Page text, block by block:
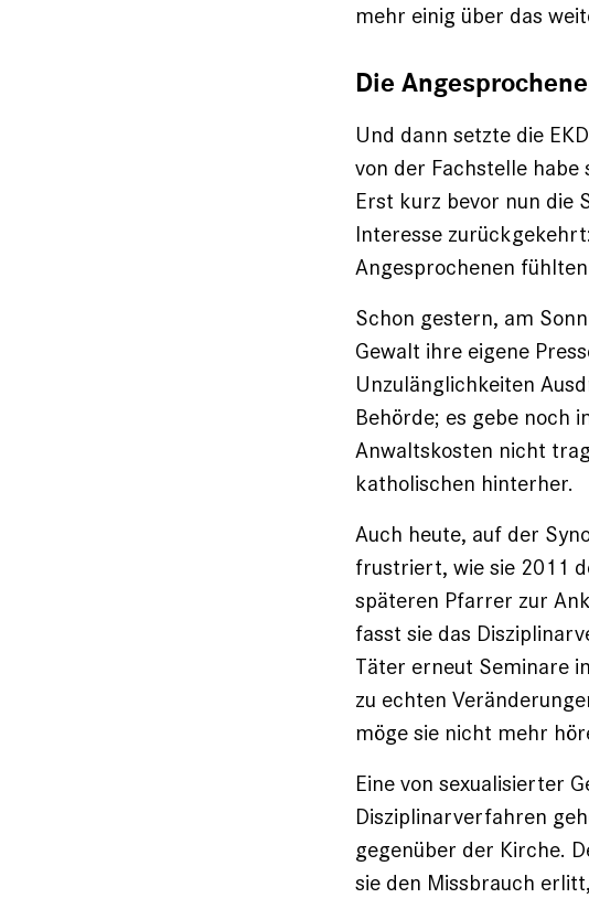
mehr einig über das
Die
Und dann setzte die
von der Fachstelle
Erst kurz bevor nun die
Interesse
Angesprochenen
Schon gestern, am
Gewalt ihre eigene
Unzulänglichkeiten
Behörde; es gebe noch
Anwaltskosten nicht
katholischen hinterher.
Auch heute, auf der
frustriert, wie sie 2011
späteren Pfarrer zur
fasst sie das
Täter erneut Seminare
zu echten
möge sie nicht mehr
Eine von sexualisierter
Disziplinarverfahren
gegenüber der Kirche.
sie den Missbrauch